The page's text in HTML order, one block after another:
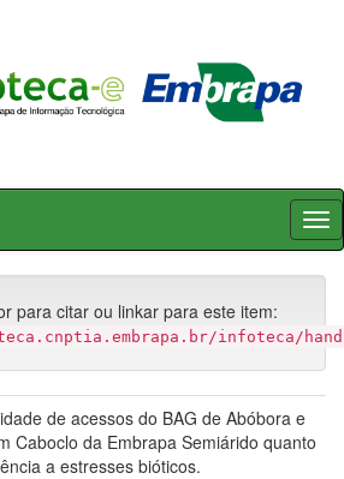
para citar ou linkar para este item:
infoteca/
de acessos do BAG de Abóbora e
Caboclo da Embrapa Semiárido quanto
a estresses bióticos.